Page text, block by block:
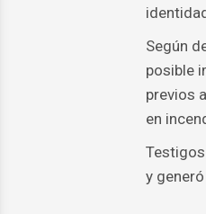
Según
posible
previos
en
y